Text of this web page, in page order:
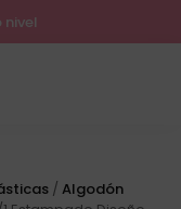
/ Algodón